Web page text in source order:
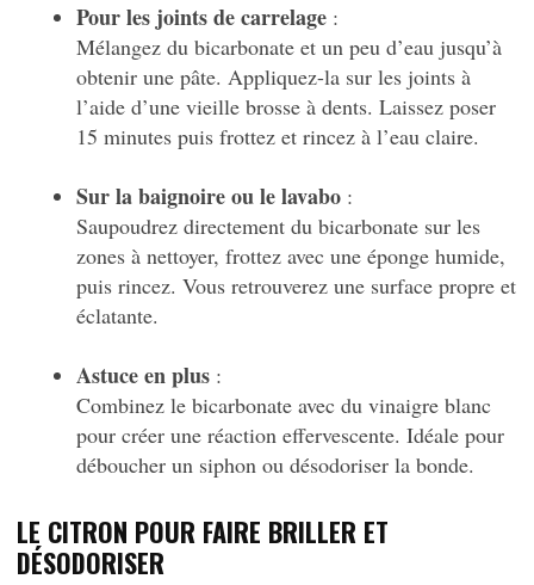
Pour les joints de carrelage :
Mélangez du bicarbonate et un peu d’eau jusqu’à
obtenir une pâte. Appliquez-la sur les joints à
l’aide d’une vieille brosse à dents. Laissez poser
15 minutes puis frottez et rincez à l’eau claire.
Sur la baignoire ou le lavabo :
Saupoudrez directement du bicarbonate sur les
zones à nettoyer, frottez avec une éponge humide,
puis rincez. Vous retrouverez une surface propre et
éclatante.
Astuce en plus :
Combinez le bicarbonate avec du vinaigre blanc
pour créer une réaction effervescente. Idéale pour
déboucher un siphon ou désodoriser la bonde.
LE CITRON POUR FAIRE BRILLER ET
DÉSODORISER